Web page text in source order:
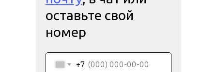
оставьте свой
номер
+7